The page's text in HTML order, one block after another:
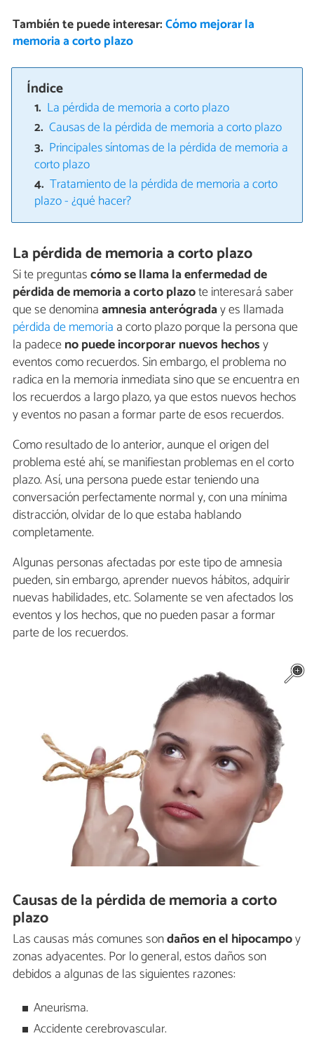
También te puede interesar:Cómo mejorar la
memoria a corto plazo
Índice
La pérdida de memoria a corto plazo
Causas de la pérdida de memoria a corto plazo
Principales síntomas de la pérdida de memoria a
corto plazo
Tratamiento de la pérdida de memoria a corto
plazo - ¿qué hacer?
La pérdida de memoria a corto plazo
Si te preguntascómo se llama la enfermedad de
pérdida de memoria a corto plazote interesará saber
que se denominaamnesia anterógraday es llamada
pérdida de memoria a corto plazo porque la persona que
la padeceno puede incorporar nuevos hechosy
eventos como recuerdos. Sin embargo, el problema no
radica en la memoria inmediata sino que se encuentra en
los recuerdos a largo plazo, ya que estos nuevos hechos
y eventos no pasan a formar parte de esos recuerdos.
Como resultado de lo anterior, aunque el origen del
problema esté ahí, se manifiestan problemas en el corto
plazo. Así, una persona puede estar teniendo una
conversación perfectamente normal y, con una mínima
distracción, olvidar de lo que estaba hablando
completamente.
Algunas personas afectadas por este tipo de amnesia
pueden, sin embargo, aprender nuevos hábitos, adquirir
nuevas habilidades, etc. Solamente se ven afectados los
eventos y los hechos, que no pueden pasar a formar
parte de los recuerdos.
Causas de la pérdida de memoria a corto
plazo
Las causas más comunes sondaños en el hipocampoy
zonas adyacentes. Por lo general, estos daños son
debidos a algunas de las siguientes razones:
Aneurisma.
Accidente cerebrovascular.